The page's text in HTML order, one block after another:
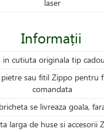
laser
Informații
in cutiuta originala tip
sau fitil Zippo pentru
comandata
se livreaza goala,
larga de huse si accesorii